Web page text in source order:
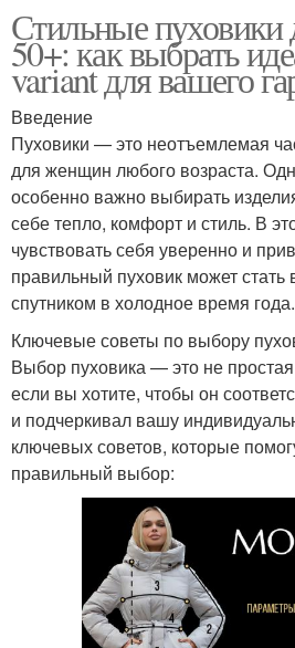
Стильные
50+: как выбрать
variant для вашего
Введение
Пуховики — это неотъемлемая
для женщин любого возраста.
особенно важно выбирать
себе тепло, комфорт и стиль. В
чувствовать себя уверенно и
правильный пуховик может
спутником в холодное время года.
Ключевые советы по выбору
Выбор пуховика — это не
если вы хотите, чтобы он
и подчеркивал вашу
ключевых советов, которые
правильный выбор: